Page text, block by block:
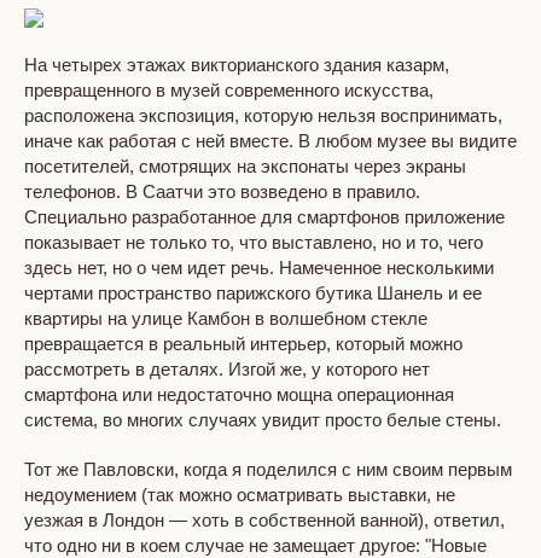
На четырех этажах викторианского здания казарм,
превращенного в музей современного искусства,
расположена экспозиция, которую нельзя воспринимать,
иначе как работая с ней вместе. В любом музее вы видите
посетителей, смотрящих на экспонаты через экраны
телефонов. В Саатчи это возведено в правило.
Специально разработанное для смартфонов приложение
показывает не только то, что выставлено, но и то, чего
здесь нет, но о чем идет речь. Намеченное несколькими
чертами пространство парижского бутика Шанель и ее
квартиры на улице Камбон в волшебном стекле
превращается в реальный интерьер, который можно
рассмотреть в деталях. Изгой же, у которого нет
смартфона или недостаточно мощна операционная
система, во многих случаях увидит просто белые стены.
Тот же Павловски, когда я поделился с ним своим первым
недоумением (так можно осматривать выставки, не
уезжая в Лондон — хоть в собственной ванной), ответил,
что одно ни в коем случае не замещает другое: "Новые